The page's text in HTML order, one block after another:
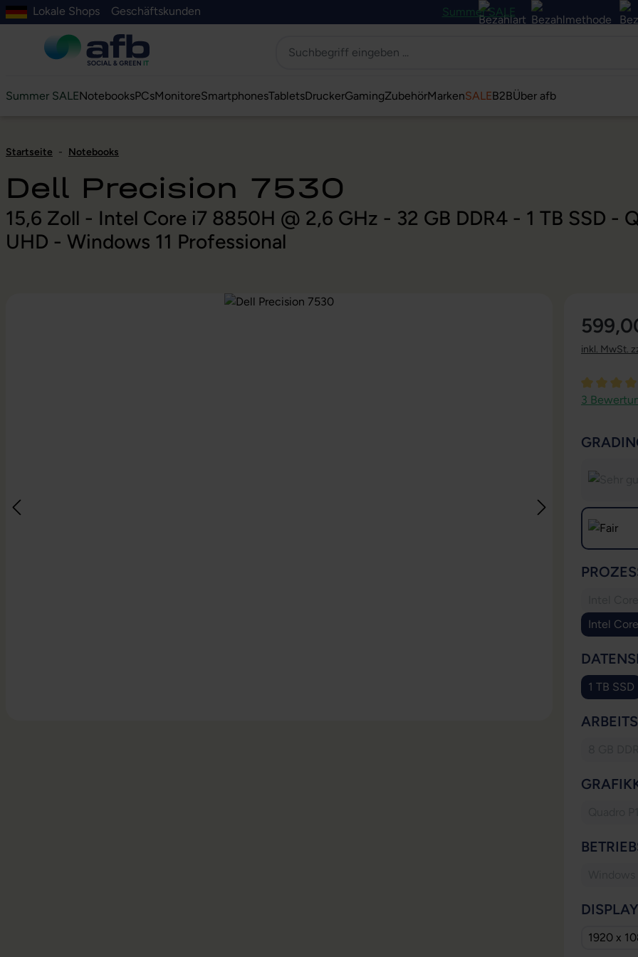
springen
Suche springen
Zur Hauptnavigation springen
Zur Navigation der B2B-Plattform springen
Lokale Shops Geschäftskunden Summer SALE
Summer SALENotebooksPCsMonitoreSmartphonesTabletsDruckerGamingZubehörMarkenSALEB2BÜber afb
Startseite - Notebooks
Dell Precision 7530
15,6 Zoll - Intel Core i7 8850H @ 2,6 GHz - 32 GB DDR4 - 1 TB SSD -
UHD - Windows 11 Professional
inkl. MwSt.
3
Intel
1 TB SSD
1920 x